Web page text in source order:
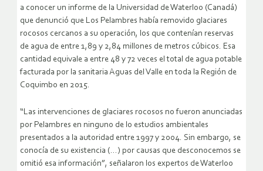
a conocer un informe de la Universidad de Waterloo (Canadá)
que denunció que Los Pelambres había removido glaciares
rocosos cercanos a su operación, los que contenían reservas
de agua de entre 1,89 y 2,84 millones de metros cúbicos. Esa
cantidad equivale a entre 48 y 72 veces el total de agua potable
facturada por la sanitaria Aguas del Valle en toda la Región de
Coquimbo en 2015.
“Las intervenciones de glaciares rocosos no fueron anunciadas
por Pelambres en ninguno de lo estudios ambientales
presentados a la autoridad entre 1997 y 2004. Sin embargo, se
conocía de su existencia (…) por causas que desconocemos se
omitió esa información”, señalaron los expertos de Waterloo